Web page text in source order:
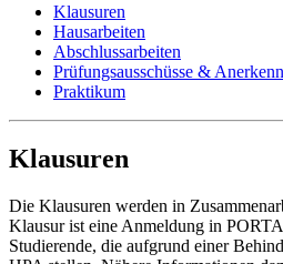
Klausuren
Hausarbeiten
Abschlussarbeiten
Prüfungsausschüsse &
Praktikum
Klausuren
Die Klausuren werden in
Klausur ist eine Anmeldung in
Studierende, die aufgrund einer